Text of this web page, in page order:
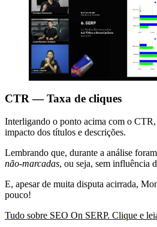
CTR — Taxa de cliques
Interligando o ponto acima com o
impacto dos títulos e descrições.
Lembrando que, durante a análise
não-marcadas, ou seja, sem influência
E, apesar de muita disputa acirrada,
pouco!
Tudo sobre SEO On SERP. Clique e